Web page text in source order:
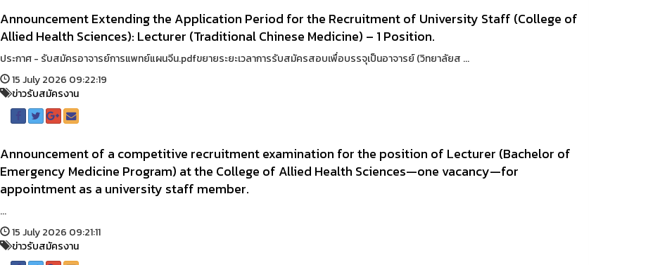
Announcement Extending the Application Period for the Recruitment of University Staff (College of
Allied Health Sciences): Lecturer (Traditional Chinese Medicine) – 1 Position.
ประกาศ - รับสมัครอาจารย์การแพทย์แผนจีน.pdfขยายระยะเวลาการรับสมัครสอบเพื่อบรรจุเป็นอาจารย์ (วิทยาลัยส ...
15 July 2026 09:22:19
ข่าวรับสมัครงาน
Announcement of a competitive recruitment examination for the position of Lecturer (Bachelor of
Emergency Medicine Program) at the College of Allied Health Sciences—one vacancy—for
appointment as a university staff member.
...
15 July 2026 09:21:11
ข่าวรับสมัครงาน